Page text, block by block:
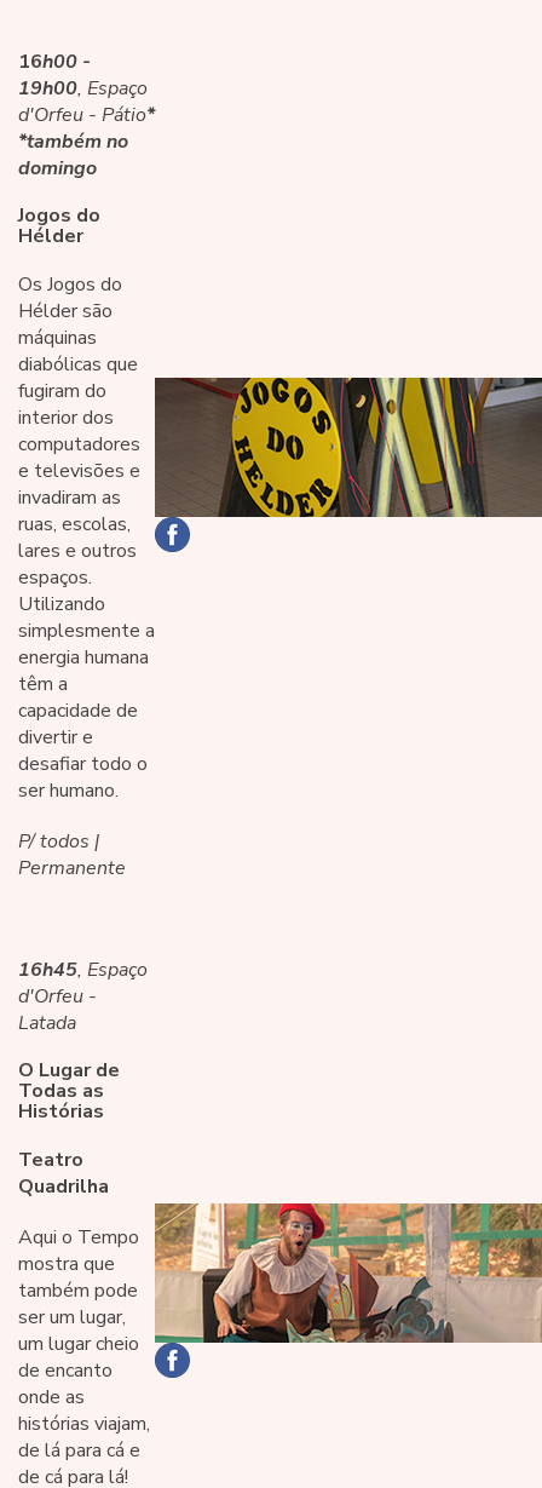
16h00 -
19h00, Espaço
d'Orfeu - Pátio*
*também no
domingo
Jogos do
Hélder
Os Jogos do
Hélder são
máquinas
diabólicas que
fugiram do
interior dos
computadores
e televisões e
invadiram as
ruas, escolas,
lares e outros
espaços.
Utilizando
simplesmente a
energia humana
têm a
capacidade de
divertir e
desafiar todo o
ser humano.
P/ todos |
Permanente
16h45, Espaço
d'Orfeu -
Latada
O Lugar de
Todas as
Histórias
Teatro
Quadrilha
Aqui o Tempo
mostra que
também pode
ser um lugar,
um lugar cheio
de encanto
onde as
histórias viajam,
de lá para cá e
de cá para lá!